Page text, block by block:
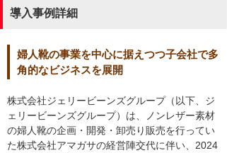
導入事例詳細
婦人靴の事業を中心に据えつつ子会社で多
角的なビジネスを展開
株式会社ジェリービーンズグループ（以下、ジ
ェリービーンズグループ）は、ノンレザー素材
の婦人靴の企画・開発・卸売り販売を行ってい
た株式会社アマガサの経営陣交代に伴い、2024